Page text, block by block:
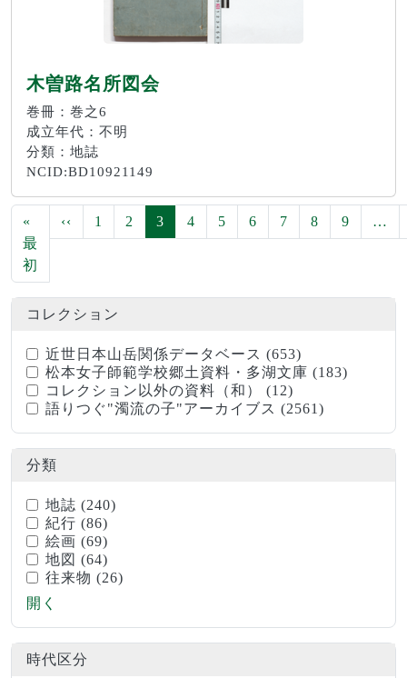
木曽路名所図会
巻冊：巻之6
成立年代：不明
分類：地誌
NCID:BD10921149
ページ送り
«
最
初
‹‹ 前ページ
1 2 3 4 5 6 7 8 9 …
コレクション
近世日本山岳関係データベース (653)
松本女子師範学校郷土資料・多湖文庫 (183)
コレクション以外の資料（和）
(12)
語りつぐ"濁流の子"アーカイブス (2561)
分類
地誌 (240)
紀行 (86)
絵画 (69)
地図 (64)
往来物 (26)
開く
時代区分